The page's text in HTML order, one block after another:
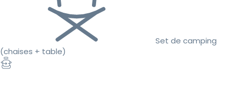
Set de camping
(chaises + table)